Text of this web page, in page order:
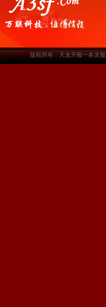
版权所有：天龙开服一条龙